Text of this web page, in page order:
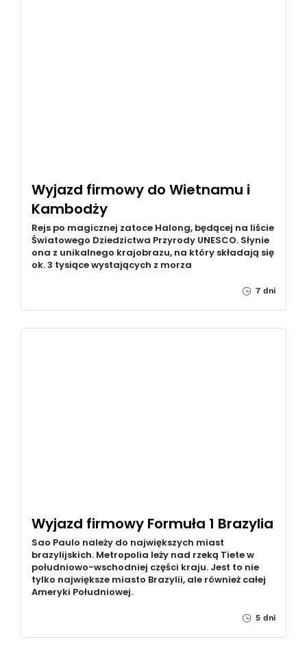
Wyjazd firmowy do Wietnamu i
Kambodży
Rejs po magicznej zatoce Halong, będącej na liście
Światowego Dziedzictwa Przyrody UNESCO. Słynie
ona z unikalnego krajobrazu, na który składają się
ok. 3 tysiące wystających z morza
7 dni
Wyjazd firmowy Formuła 1 Brazylia
Sao Paulo należy do największych miast
brazylijskich. Metropolia leży nad rzeką Tiete w
południowo-wschodniej części kraju. Jest to nie
tylko największe miasto Brazylii, ale również całej
Ameryki Południowej.
5 dni